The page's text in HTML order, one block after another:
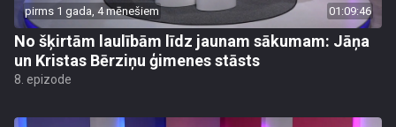
pirms 1 gada, 4 mēnešiem 01:09:46
No šķirtām laulībām līdz jaunam sākumam: Jāņa
un Kristas Bērziņu ģimenes stāsts
8. epizode